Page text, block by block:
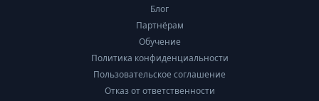
Блог
Партнёрам
Обучение
Политика конфиденциальности
Пользовательское соглашение
Отказ от ответственности